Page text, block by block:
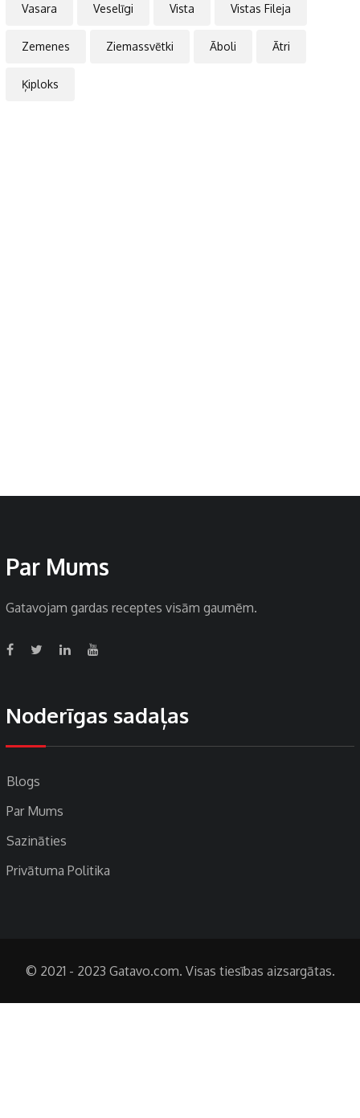
Vasara Veselīgi Vista Vistas Fileja
Zemenes Ziemassvētki Āboli Ātri
Ķiploks
Par Mums
Gatavojam gardas receptes visām gaumēm.
Noderīgas sadaļas
Blogs
Par Mums
Sazināties
Privātuma Politika
© 2021 - 2023 Gatavo.com. Visas tiesības aizsargātas.